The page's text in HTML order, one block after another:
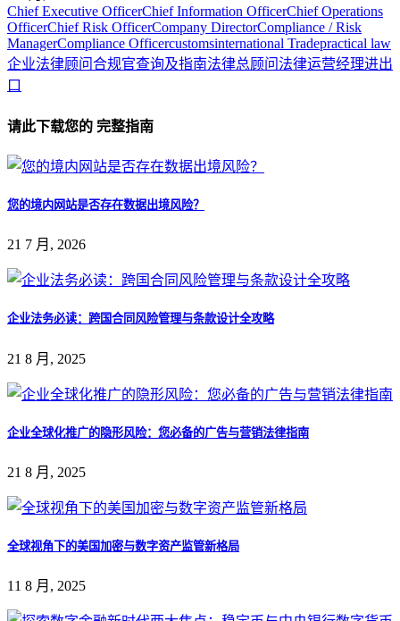
Chief Executive OfficerChief Information OfficerChief Operations
OfficerChief Risk OfficerCompany DirectorCompliance / Risk
ManagerCompliance Officercustomsinternational Tradepractical law
企业法律顾问合规官查询及指南法律总顾问法律运营经理进出
口
请此下载您的 完整指南
您的境内网站是否存在数据出境风险？
21 7 月, 2026
企业法务必读：跨国合同风险管理与条款设计全攻略
21 8 月, 2025
企业全球化推广的隐形风险：您必备的广告与营销法律指南
21 8 月, 2025
全球视角下的美国加密与数字资产监管新格局
11 8 月, 2025